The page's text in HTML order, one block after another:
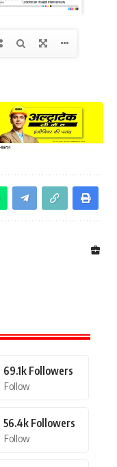
69.1k Followers
Follow
56.4k Followers
Follow